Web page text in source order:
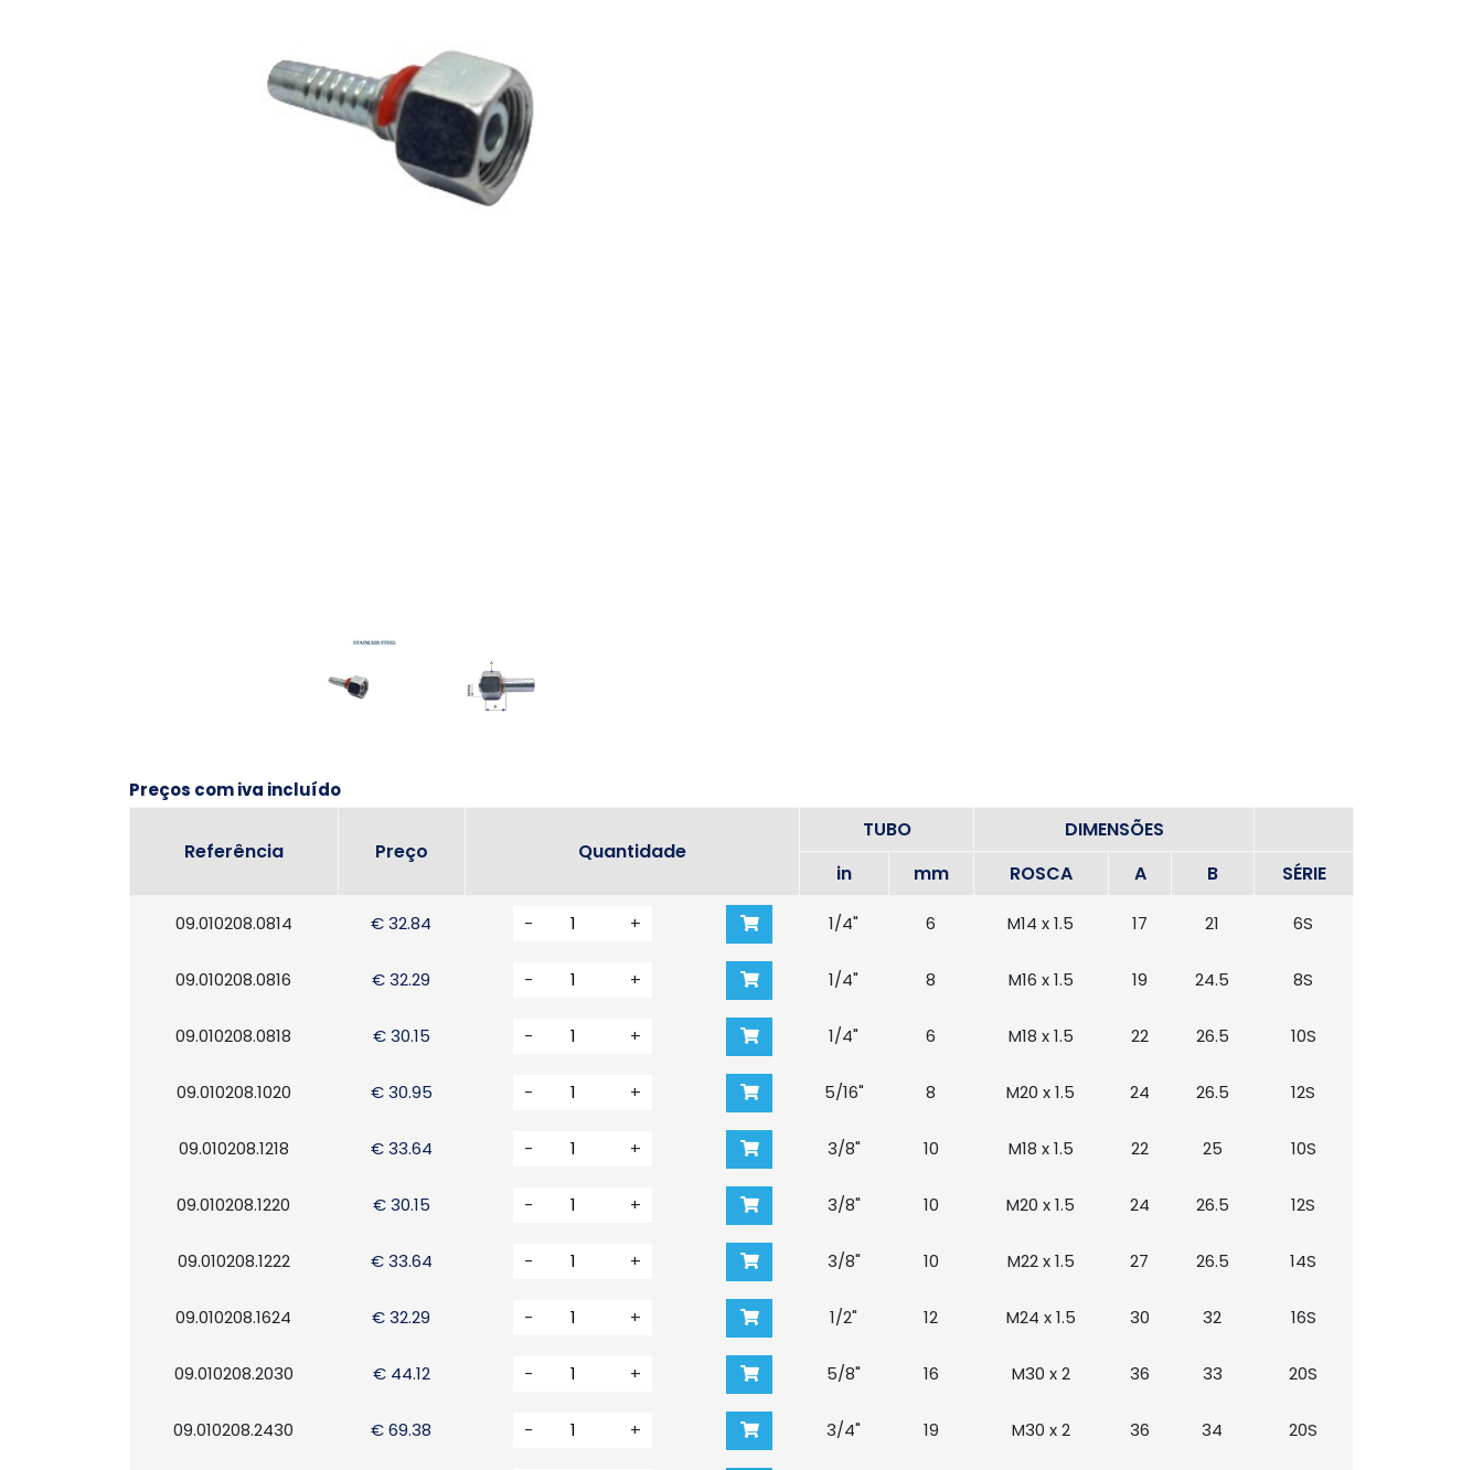
Preços com iva incluído
Referência Preço Quantidade
TUBO
DIMENSÕES
in
mm ROSCA A B SÉRIE
09.010208.0814 € 32.84 - + 1/4" 6 M14 x 1.5 17 21 6S
09.010208.0816 € 32.29 - + 1/4" 8 M16 x 1.5 19 24.5 8S
09.010208.0818 € 30.15 - + 1/4" 6 M18 x 1.5 22 26.5 10S
09.010208.1020 € 30.95 - + 5/16" 8 M20 x 1.5 24 26.5 12S
09.010208.1218 € 33.64 - + 3/8" 10 M18 x 1.5 22 25 10S
09.010208.1220 € 30.15 - + 3/8" 10 M20 x 1.5 24 26.5 12S
09.010208.1222 € 33.64 - + 3/8" 10 M22 x 1.5 27 26.5 14S
09.010208.1624 € 32.29 - + 1/2" 12 M24 x 1.5 30 32 16S
09.010208.2030 € 44.12 - + 5/8" 16 M30 x 2 36 33 20S
09.010208.2430 € 69.38 - + 3/4" 19 M30 x 2 36 34 20S